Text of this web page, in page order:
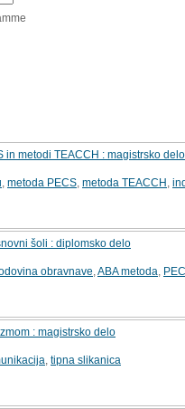
in metodi TEACCH : magistrsko delo
metoda PECS metoda TEACCH
šoli : diplomsko delo
obravnave ABA metoda
: magistrsko delo
tipna slikanica